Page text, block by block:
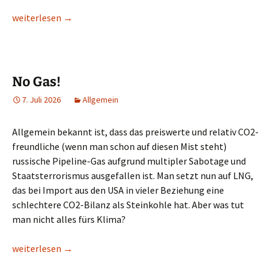
Auf die USA ist Verlass!
weiterlesen →
No Gas!
7. Juli 2026 Allgemein
Allgemein bekannt ist, dass das preiswerte und relativ CO2-
freundliche (wenn man schon auf diesen Mist steht)
russische Pipeline-Gas aufgrund multipler Sabotage und
Staatsterrorismus ausgefallen ist. Man setzt nun auf LNG,
das bei Import aus den USA in vieler Beziehung eine
schlechtere CO2-Bilanz als Steinkohle hat. Aber was tut
man nicht alles fürs Klima?
No Gas!
weiterlesen →